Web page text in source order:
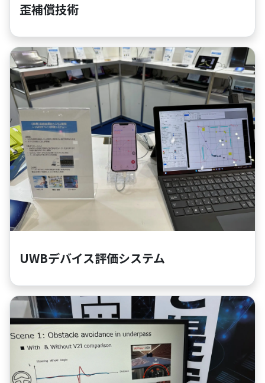
歪補償技術
UWBデバイス評価システム